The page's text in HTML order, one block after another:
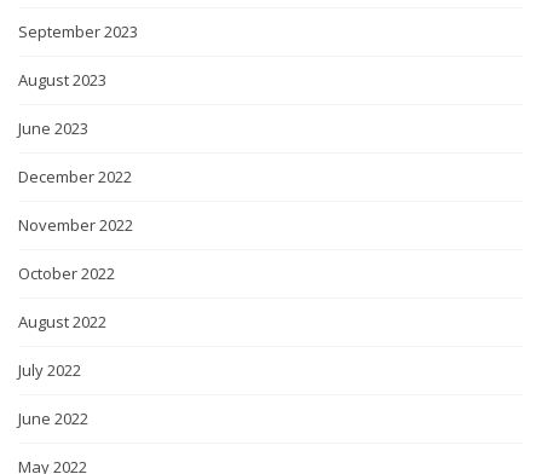
September 2023
August 2023
June 2023
December 2022
November 2022
October 2022
August 2022
July 2022
June 2022
May 2022